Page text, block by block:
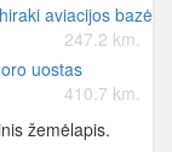
aviacijos bazė
247.2 km.
uostas
410.7 km.
žemėlapis.